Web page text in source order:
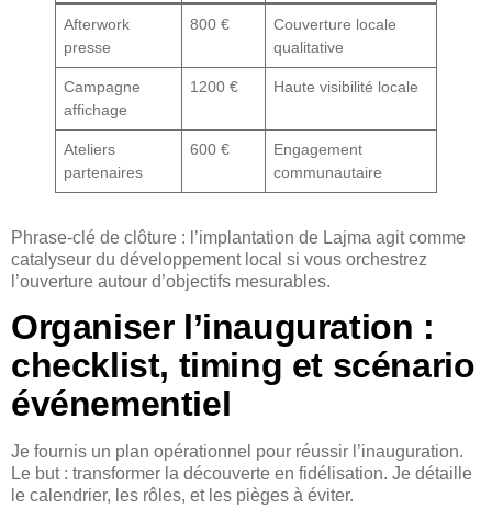
Afterwork
presse
800 €
Couverture locale
qualitative
Campagne
affichage
1200 € Haute visibilité locale
Ateliers
partenaires
600 €
Engagement
communautaire
Phrase-clé de clôture : l’implantation de Lajma agit comme
catalyseur du développement local si vous orchestrez
l’ouverture autour d’objectifs mesurables.
Organiser l’inauguration :
checklist, timing et scénario
événementiel
Je fournis un plan opérationnel pour réussir l’inauguration.
Le but : transformer la découverte en fidélisation. Je détaille
le calendrier, les rôles, et les pièges à éviter.